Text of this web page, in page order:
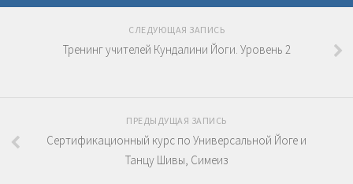
СЛЕДУЮЩАЯ ЗАПИСЬ
Тренинг учителей Кундалини Йоги. Уровень 2
ПРЕДЫДУЩАЯ ЗАПИСЬ
Сертификационный курс по Универсальной Йоге и
Танцу Шивы, Симеиз